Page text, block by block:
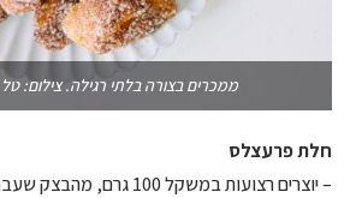
ממכרים בצורה בלתי רגילה. צילום: טל
חלת פרעצלס
– יוצרים רצועות במשקל 100